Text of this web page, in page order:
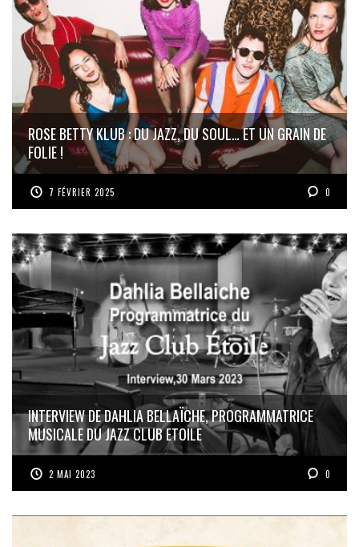
ROSE BETTY KLUB : DU JAZZ, DU SOUL… ET UN GRAIN DE
FOLIE !
7 FÉVRIER 2025 0
INTERVIEW DE DAHLIA BELLAÏCHE, PROGRAMMATRICE
MUSICALE DU JAZZ CLUB ETOILE
2 MAI 2023 0